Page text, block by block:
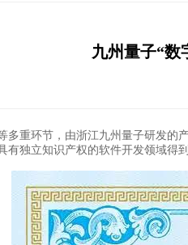
九州量子“数
环节，由浙江九州量子研发的产
独立知识产权的软件开发领域得